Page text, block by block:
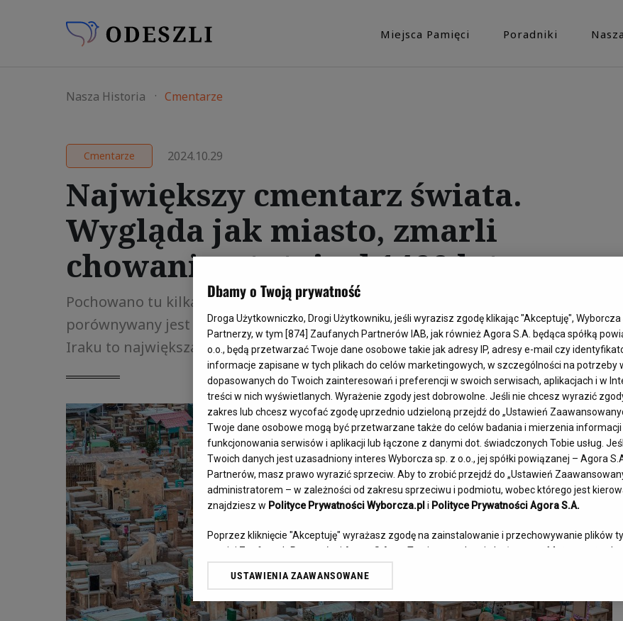
Miejsca Pamięci Poradniki
Nasza Historia Cmentarze
Cmentarze 2024.10.29
Największy cmentarz świata.
Wygląda jak miasto, zmarli
chowani są tutaj od 1400 lat
Pochowano tu kilka milionów zmarłych, a obszar, jaki zajmuje cmentarz,
porównywany jest do powierzchni 1700 boisk piłkarskich. Wadi us Salaam w
Iraku to największa nekropolia na świecie.
Dbamy o Twoją prywatność
Droga Użytkowniczko, Drogi Użytkowniku, jeśli wyrazisz zgodę klikając "Akceptuję",
Partnerzy, w tym [874] Zaufanych Partnerów IAB, jak również Agora S.A. będąca spółką
o.o., będą przetwarzać Twoje dane osobowe takie jak adresy IP, adresy e-mail czy
informacje zapisane w tych plikach do celów marketingowych, w szczególności na potrzeby
dopasowanych do Twoich zainteresowań i preferencji w swoich serwisach, aplikacjach i w
treści w nich wyświetlanych. Wyrażenie zgody jest dobrowolne. Jeśli nie chcesz wyrazić
zakres lub chcesz wycofać zgodę uprzednio udzieloną przejdź do „Ustawień
Twoje dane osobowe mogą być przetwarzane także do celów badania i mierzenia
funkcjonowania serwisów i aplikacji lub łączone z danymi dot. świadczonych Tobie usług.
Twoich danych jest uzasadniony interes Wyborcza sp. z o.o., jej spółki powiązanej – Agora
Partnerów, masz prawo wyrazić sprzeciw. Aby to zrobić przejdź do „Ustawień
administratorem – w zależności od zakresu sprzeciwu i podmiotu, wobec którego jest
znajdziesz w Polityce Prywatności Wyborcza.pl i Polityce Prywatności Agora S.A.
Poprzez kliknięcie "Akceptuję" wyrażasz zgodę na zainstalowanie i przechowywanie plików
o. o. jej Zaufanych Partnerów i Agora S.A. na Twoim urządzeniu końcowym. Możesz też w
preferencje dot. plików cookie, ponownie wywołując narzędzie do zarządzania Twoimi
przetwarzania danych poprzez odnośnik „Ustawienia prywatności” w stopce serwisu i
USTAWIENIA ZAAWANSOWANE